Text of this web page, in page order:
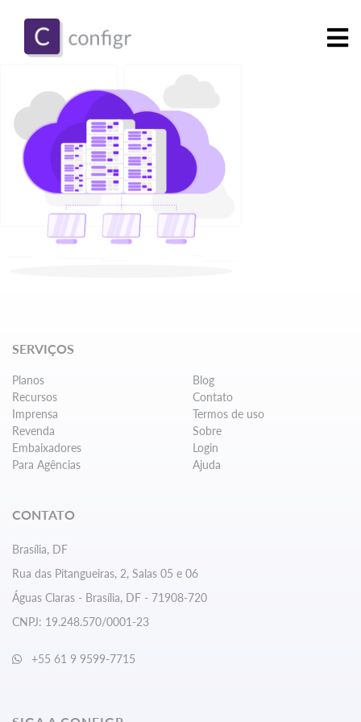
SERVIÇOS
Planos
Recursos
Imprensa
Revenda
Embaixadores
Para Agências
Blog
Contato
Termos de uso
Sobre
Login
Ajuda
CONTATO
Brasília, DF
Rua das Pitangueiras, 2, Salas 05 e 06
Águas Claras - Brasília, DF - 71908-720
CNPJ: 19.248.570/0001-23
+55 61 9 9599-7715